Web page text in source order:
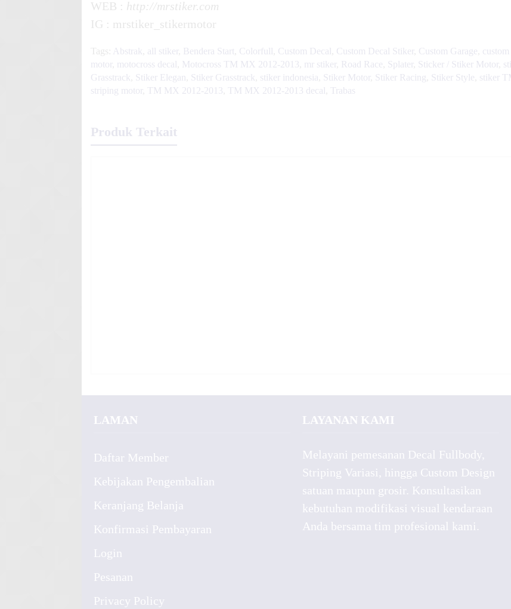
WEB : http://mrstiker.com
IG : mrstiker_stikermotor
Tags: Abstrak all stiker Bendera Start Colorfull Custom Decal Custom Decal Stiker Custom Garage
motor
motocross decal Motocross TM MX 2012-2013 mr stiker Road Race Splater Sticker / Stiker Motor
Grasstrack
Stiker Elegan Stiker Grasstrack stiker indonesia Stiker Motor Stiker Racing Stiker Style stiker
striping motor
TM MX 2012-2013 TM MX 2012-2013 decal Trabas
Produk Terkait
LAMAN
Daftar Member
Kebijakan Pengembalian
Keranjang Belanja
Konfirmasi Pembayaran
Login
Pesanan
Privacy Policy
LAYANAN KAMI
Melayani pemesanan Decal Fullbody,
Striping Variasi, hingga Custom Design
satuan maupun grosir. Konsultasikan
kebutuhan modifikasi visual kendaraan
Anda bersama tim profesional kami.